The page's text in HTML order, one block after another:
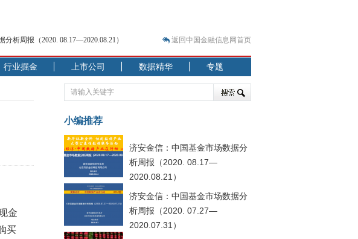
析周报（2020. 08.17—2020.08.21）
业步履维艰
业如何浴火重生？
统零售商的转型突围之旅
分析周报（2020. 07.27—2020.07.31）
结构性存款玩起“跷跷板” 结构性失衡藏
短端资金利率明显下行
调十年期债表现最弱
返回中国金融信息网首页
行业掘金 上市公司 数据精华 专题
金
买
小编推荐
济安金信：中国基金市场数据分
析周报（2020. 08.17—
2020.08.21）
济安金信：中国基金市场数据分
析周报（2020. 07.27—
2020.07.31）